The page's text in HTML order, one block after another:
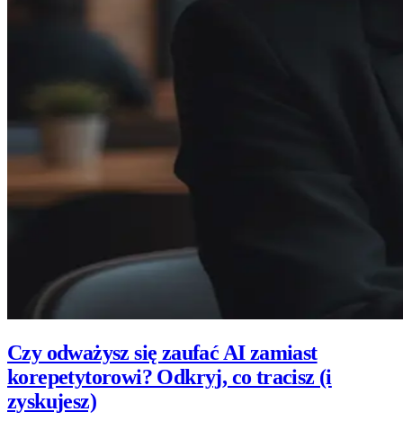
Czy odważysz się zaufać AI zamiast
korepetytorowi? Odkryj, co tracisz (i
zyskujesz)